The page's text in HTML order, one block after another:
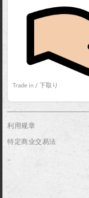
Trade in / 下取り
利用规章
特定商业交易法
_